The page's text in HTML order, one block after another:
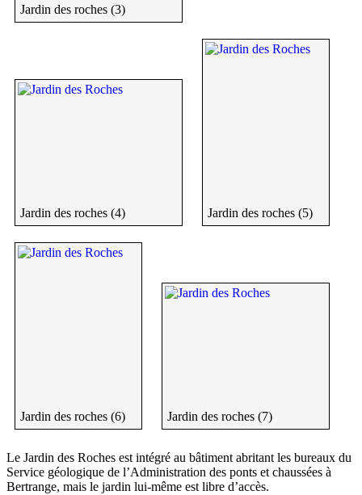
Jardin des roches (3)
Jardin des roches (4) Jardin des roches (5)
Jardin des roches (6) Jardin des roches (7)
Le Jardin des Roches est intégré au bâtiment abritant les bureaux du
Service géologique de l’Administration des ponts et chaussées à
Bertrange, mais le jardin lui-même est libre d’accès.